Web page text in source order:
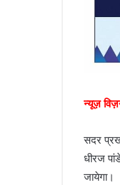
न्यूज़
सदर
धीरज
जायेगा।